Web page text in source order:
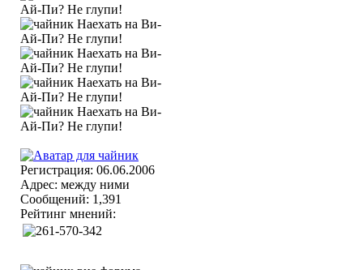
Регистрация: 06.06.2006
Адрес: между ними
Сообщений: 1,391
Рейтинг мнений: